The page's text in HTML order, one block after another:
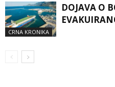
CRNA KRONIKA
DOJAVA O